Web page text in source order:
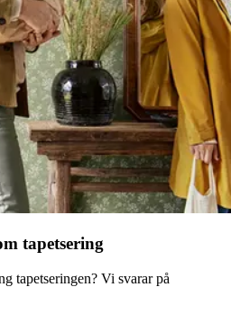
tapetsering
tapetseringen? Vi svarar på